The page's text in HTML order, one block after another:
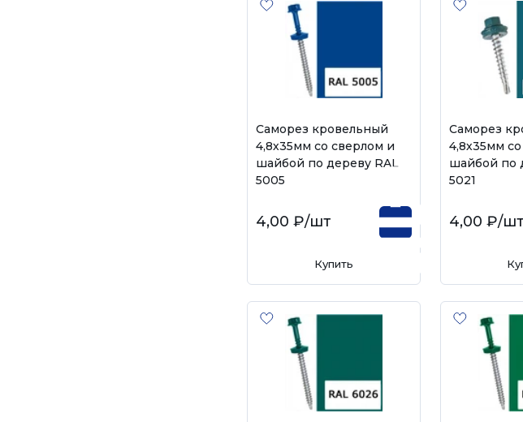
Саморез кровельный
4,8х35мм со сверлом и
шайбой по дереву RAL
5005
4,00 ₽/шт
Купить
Саморез
4,8х35мм
шайбой по
5021
4,00 ₽/шт